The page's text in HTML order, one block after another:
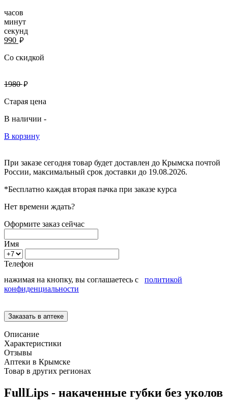
часов
минут
секунд
990 руб.
Со скидкой
1980руб.
Старая цена
В наличии -
В корзину
При заказе сегодня товар будет доставлен до Крымска почтой
России, максимальный срок доставки до 19.08.2026.
*Бесплатно каждая вторая пачка при заказе курса
Нет времени ждать?
Оформите заказ сейчас
Имя
Телефон
нажимая на кнопку, вы соглашаетесь с политикой
конфиденциальности
Описание
Характеристики
Отзывы
Аптеки в Крымске
Товар в других регионах
FullLips - накаченные губки без уколов